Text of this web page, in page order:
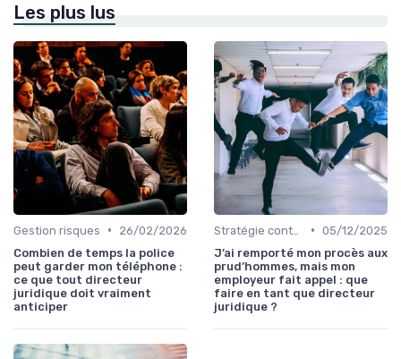
Les plus lus
Gestion risques •
26/02/2026
Combien de temps la police
peut garder mon téléphone :
ce que tout directeur
juridique doit vraiment
anticiper
• 05/12/2025
J’ai remporté mon procès aux
prud’hommes, mais mon
employeur fait appel : que
faire en tant que directeur
juridique ?